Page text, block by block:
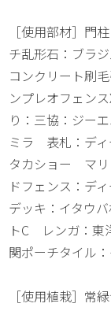
［使用部材］
チ乱形石：ブラ
コンクリート刷
ンプレオフェン
り：三協：ジー
ミラ 表札：デ
タカショー マ
ドフェンス：デ
デッキ：イタウ
トC レンガ：
関ポーチタイル
［使用植栽］常